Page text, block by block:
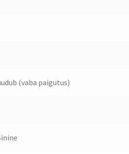
(vaba paigutus)